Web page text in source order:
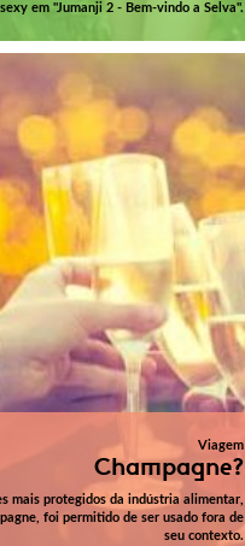
sexy em "Jumanji 2 - Bem-vindo a Selva".
Viagem
Champagne?
mais protegidos da indústria alimentar,
foi permitido de ser usado fora de
seu contexto.